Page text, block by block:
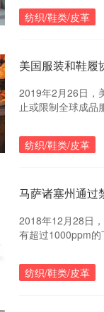
纺织/鞋类/皮革
美国服装和鞋履
2019年2月26日，
止或限制全球成品
纺织/鞋类/皮革
马萨诸塞州通过
2018年12月28日
有超过1000ppm
纺织/鞋类/皮革